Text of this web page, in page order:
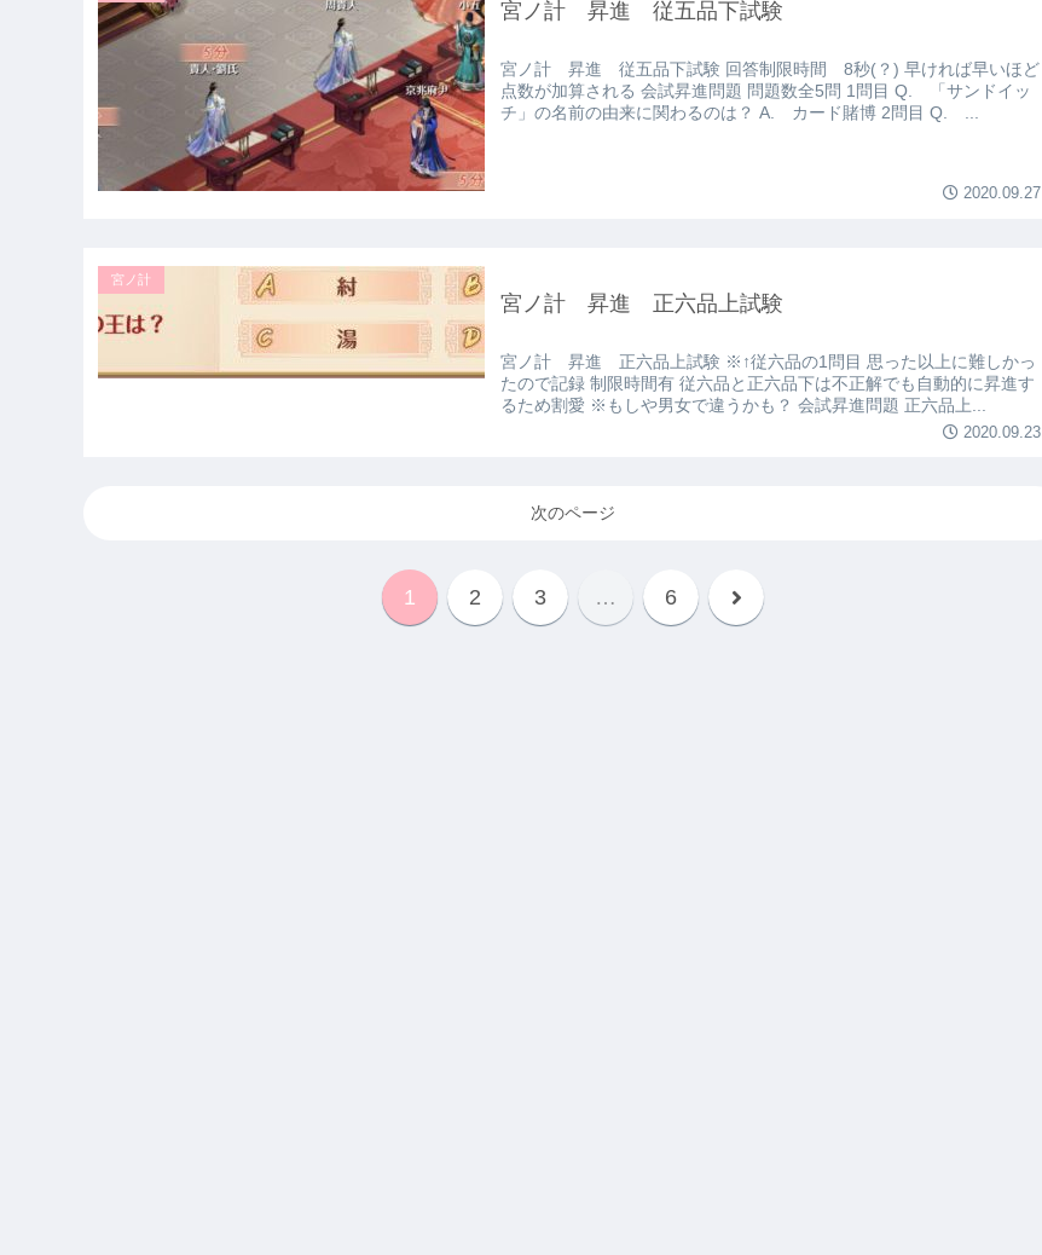
宮ノ計 昇進 従五品下試験
宮ノ計 昇進 従五品下試験 回答制限時間 8秒(？) 早ければ早いほど
点数が加算される 会試昇進問題 問題数全5問 1問目 Q. 「サンドイッ
チ」の名前の由来に関わるのは？ A. カード賭博 2問目 Q. ...
2020.09.27
宮ノ計
宮ノ計 昇進 正六品上試験
宮ノ計 昇進 正六品上試験 ※↑従六品の1問目 思った以上に難しかっ
たので記録 制限時間有 従六品と正六品下は不正解でも自動的に昇進す
るため割愛 ※もしや男女で違うかも？ 会試昇進問題 正六品上...
2020.09.23
次のページ
1 2 3 … 6